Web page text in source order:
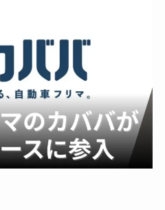
を売るとは
ス カーセブン
カーセンサー
ルカーズ
ソコカラ